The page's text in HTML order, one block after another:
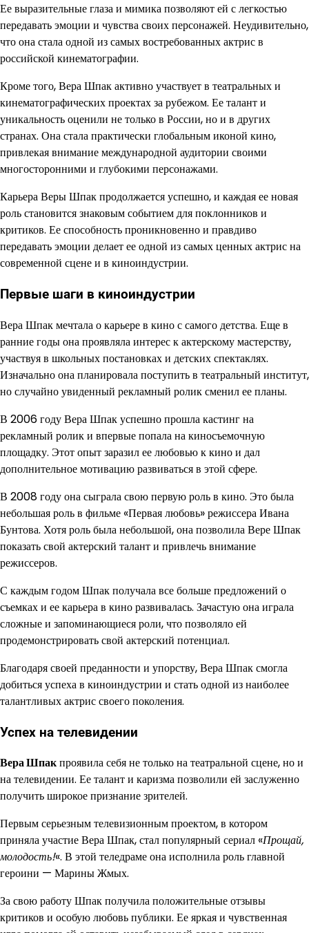
Ее выразительные глаза и мимика позволяют ей с легкостью
передавать эмоции и чувства своих персонажей. Неудивительно,
что она стала одной из самых востребованных актрис в
российской кинематографии.
Кроме того, Вера Шпак активно участвует в театральных и
кинематографических проектах за рубежом. Ее талант и
уникальность оценили не только в России, но и в других
странах. Она стала практически глобальным иконой кино,
привлекая внимание международной аудитории своими
многосторонними и глубокими персонажами.
Карьера Веры Шпак продолжается успешно, и каждая ее новая
роль становится знаковым событием для поклонников и
критиков. Ее способность проникновенно и правдиво
передавать эмоции делает ее одной из самых ценных актрис на
современной сцене и в киноиндустрии.
Первые шаги в киноиндустрии
Вера Шпак мечтала о карьере в кино с самого детства. Еще в
ранние годы она проявляла интерес к актерскому мастерству,
участвуя в школьных постановках и детских спектаклях.
Изначально она планировала поступить в театральный институт,
но случайно увиденный рекламный ролик сменил ее планы.
В 2006 году Вера Шпак успешно прошла кастинг на
рекламный ролик и впервые попала на киносъемочную
площадку. Этот опыт заразил ее любовью к кино и дал
дополнительное мотивацию развиваться в этой сфере.
В 2008 году она сыграла свою первую роль в кино. Это была
небольшая роль в фильме «Первая любовь» режиссера Ивана
Бунтова. Хотя роль была небольшой, она позволила Вере Шпак
показать свой актерский талант и привлечь внимание
режиссеров.
С каждым годом Шпак получала все больше предложений о
съемках и ее карьера в кино развивалась. Зачастую она играла
сложные и запоминающиеся роли, что позволяло ей
продемонстрировать свой актерский потенциал.
Благодаря своей преданности и упорству, Вера Шпак смогла
добиться успеха в киноиндустрии и стать одной из наиболее
талантливых актрис своего поколения.
Успех на телевидении
Вера Шпакпроявила себя не только на театральной сцене, но и
на телевидении. Ее талант и каризма позволили ей заслуженно
получить широкое признание зрителей.
Первым серьезным телевизионным проектом, в котором
приняла участие Вера Шпак, стал популярный сериал «Прощай,
молодость!«. В этой теледраме она исполнила роль главной
героини — Марины Жмых.
За свою работу Шпак получила положительные отзывы
критиков и особую любовь публики. Ее яркая и чувственная